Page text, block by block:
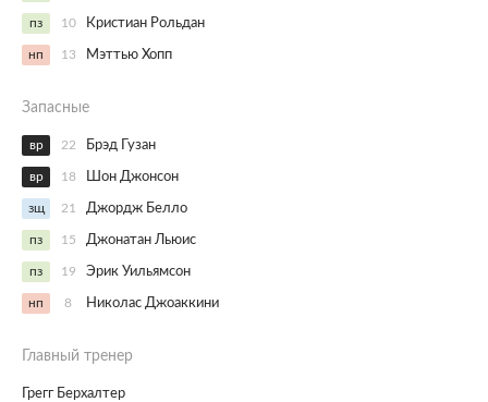
пз 10 Кристиан Рольдан
нп 13 Мэттью Хопп
Запасные
вр 22 Брэд Гузан
вр 18 Шон Джонсон
зщ 21 Джордж Белло
пз 15 Джонатан Льюис
пз 19 Эрик Уильямсон
нп 8 Николас Джоаккини
Главный тренер
Грегг Берхалтер